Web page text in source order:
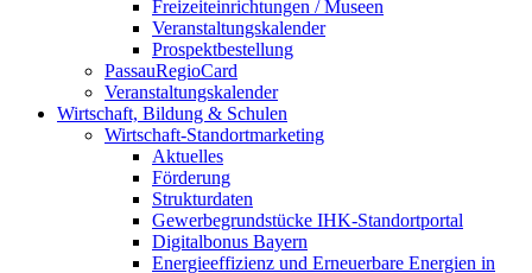
Freizeiteinrichtungen / Museen
Veranstaltungskalender
Prospektbestellung
PassauRegioCard
Veranstaltungskalender
Wirtschaft, Bildung & Schulen
Wirtschaft-Standortmarketing
Aktuelles
Förderung
Strukturdaten
Gewerbegrundstücke IHK-Standortportal
Digitalbonus Bayern
Energieeffizienz und Erneuerbare Energien in